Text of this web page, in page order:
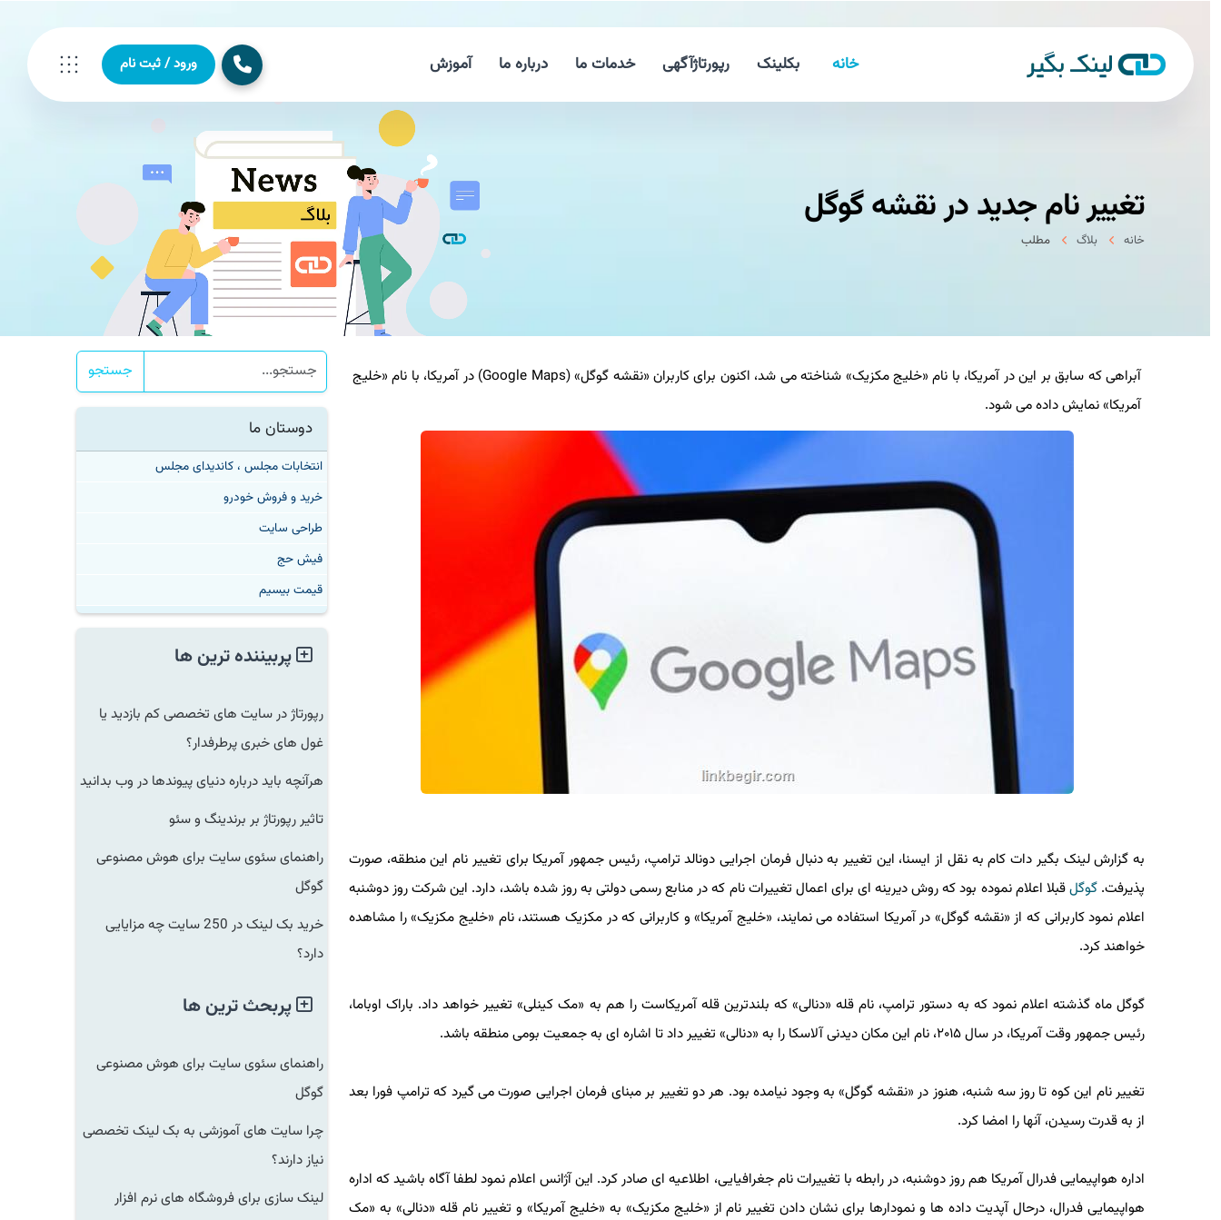
خانه بکلینک رپورتاژآگهی خدمات ما درباره ما آموزش ورود / ثبت نام
تغییر نام جدید در نقشه گوگل
خانه بلاگ مطلب
آبراهی که سابق بر این در آمریکا، با نام «خلیج مکزیک» شناخته می شد، اکنون برای کاربران «نقشه گوگل» (Google Maps) در آمریکا، با نام «خلیج
آمریکا» نمایش داده می شود.
به گزارش لینک بگیر دات کام به نقل از ایسنا، این تغییر به دنبال فرمان اجرایی دونالد ترامپ، رئیس جمهور آمریکا برای تغییر نام این منطقه، صورت
پذیرفت.گوگلقبلا اعلام نموده بود که روش دیرینه ای برای اعمال تغییرات نام که در منابع رسمی دولتی به روز شده باشد، دارد. این شرکت روز دوشنبه
اعلام نمود کاربرانی که از «نقشه گوگل» در آمریکا استفاده می نمایند، «خلیج آمریکا» و کاربرانی که در مکزیک هستند، نام «خلیج مکزیک» را مشاهده
خواهند کرد.
گوگل ماه گذشته اعلام نمود که به دستور ترامپ، نام قله «دنالی» که بلندترین قله آمریکاست را هم به «مک کینلی» تغییر خواهد داد. باراک اوباما،
رئیس جمهور وقت آمریکا، در سال ۲۰۱۵، نام این مکان دیدنی آلاسکا را به «دنالی» تغییر داد تا اشاره ای به جمعیت بومی منطقه باشد.
تغییر نام این کوه تا روز سه شنبه، هنوز در «نقشه گوگل» به وجود نیامده بود. هر دو تغییر بر مبنای فرمان اجرایی صورت می گیرد که ترامپ فورا بعد
از به قدرت رسیدن، آنها را امضا کرد.
اداره هواپیمایی فدرال آمریکا هم روز دوشنبه، در رابطه با تغییرات نام جغرافیایی، اطلاعیه ای صادر کرد. این آژانس اعلام نمود لطفا آگاه باشید که اداره
هواپیمایی فدرال، درحال آپدیت داده ها و نمودارها برای نشان دادن تغییر نام از «خلیج مکزیک» به «خلیج آمریکا» و تغییر نام قله «دنالی» به «مک
جستجو
دوستان ما
انتخابات مجلس ، کاندیدای مجلس
خرید و فروش خودرو
طراحی سایت
فیش حج
قیمت بیسیم
پربیننده ترین ها
رپورتاژ در سایت های تخصصی کم بازدید یا
غول های خبری پرطرفدار؟
هرآنچه باید درباره دنیای پیوندها در وب بدانید
تاثیر رپورتاژ بر برندینگ و سئو
راهنمای سئوی سایت برای هوش مصنوعی
گوگل
خرید بک لینک در 250 سایت چه مزایایی
دارد؟
پربحث ترین ها
راهنمای سئوی سایت برای هوش مصنوعی
گوگل
چرا سایت های آموزشی به بک لینک تخصصی
نیاز دارند؟
لینک سازی برای فروشگاه های نرم افزار